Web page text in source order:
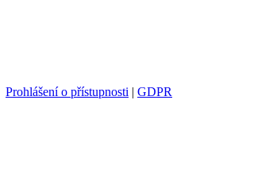
Prohlášení o přístupnosti | GDPR